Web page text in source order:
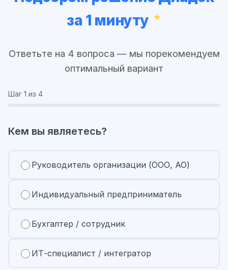
за 1 минуту
Ответьте на 4 вопроса — мы порекомендуем
оптимальный вариант
Шаг 1 из 4
Кем вы являетесь?
Руководитель организации (ООО, АО)
Индивидуальный предприниматель
Бухгалтер / сотрудник
ИТ-специалист / интегратор